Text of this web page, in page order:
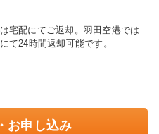
宅配にてご返却。羽田空港では
て24時間返却可能です。
お申し込み